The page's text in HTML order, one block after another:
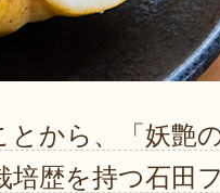
から、「妖艶
培歴を持つ石田